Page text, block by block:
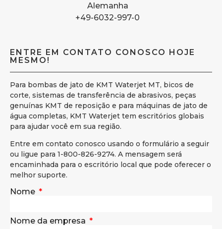
Alemanha
+49-6032-997-0
ENTRE EM CONTATO CONOSCO HOJE
MESMO!
Para bombas de jato de KMT Waterjet MT, bicos de
corte, sistemas de transferência de abrasivos, peças
genuínas KMT de reposição e para máquinas de jato de
água completas, KMT Waterjet tem escritórios globais
para ajudar você em sua região.
Entre em contato conosco usando o formulário a seguir
ou ligue para 1-800-826-9274. A mensagem será
encaminhada para o escritório local que pode oferecer o
melhor suporte.
Nome
Nome da empresa